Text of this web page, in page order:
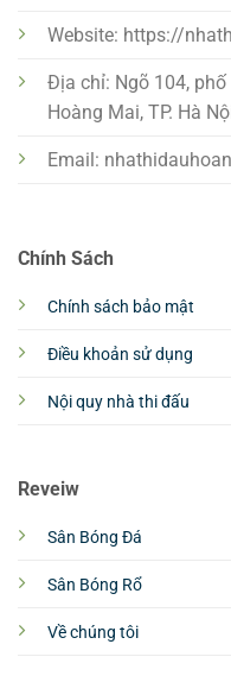
Chính Sách
Chính sách bảo mật
Điều khoản sử dụng
Nội quy nhà thi đấu
Reveiw
Sân Bóng Đá
Sân Bóng Rổ
Về chúng tôi
Website: https://
Địa chỉ: Ngõ 104, phố
Hoàng Mai, TP. Hà
Email: